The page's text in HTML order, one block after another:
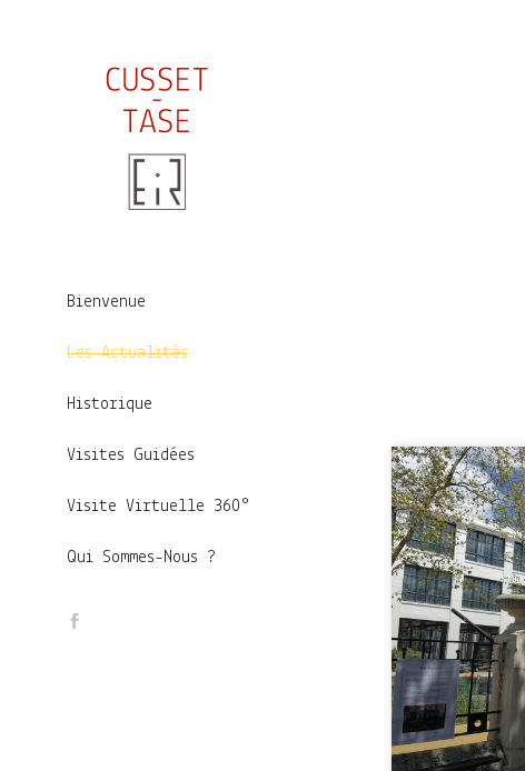
Bienvenue
Les Actualités
Historique
Visites Guidées
Visite Virtuelle 360°
Qui Sommes-Nous ?